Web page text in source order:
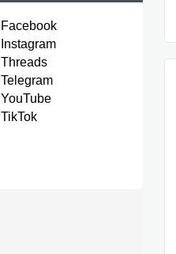
Facebook
Instagram
Threads
Telegram
YouTube
TikTok